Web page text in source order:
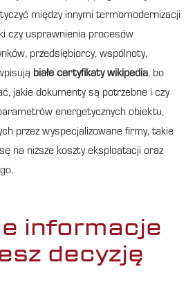
między innymi termomodernizacji
czy usprawnienia procesów
przedsiębiorcy, wspólnoty,
białe certyfikaty wikipedia, bo
jakie dokumenty są potrzebne i czy
energetycznych obiektu,
przez wyspecjalizowane firmy, takie
na niższe koszty eksploatacji oraz
informacje
decyzję